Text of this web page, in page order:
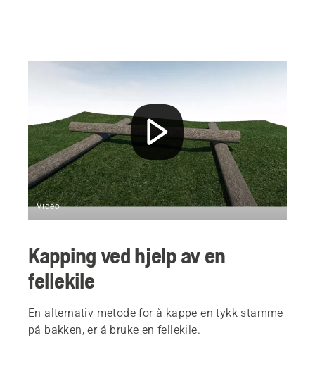
Video
Kapping ved hjelp av en
fellekile
En alternativ metode for å kappe en tykk stamme
på bakken, er å bruke en fellekile.